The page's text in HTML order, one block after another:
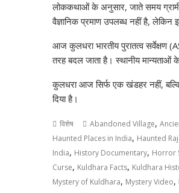
लोककथाओं के अनुसार, जाते समय
वैज्ञानिक प्रमाण उपलब्ध नहीं है, लेकिन
आज कुलधरा भारतीय पुरातत्व सर्वेक्षण
तरह बदल जाता है। स्थानीय मान्यताओं
कुलधरा आज सिर्फ एक खंडहर नहीं,
दिया है।
विशेष Abandoned Village,
Haunted Places in India, Haunted
India, History Documentary, Horror
Curse, Kuldhara Facts, Kuldhara
Mystery of Kuldhara, Mystery Video,